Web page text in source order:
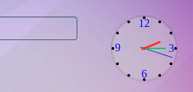
12
9
6
3